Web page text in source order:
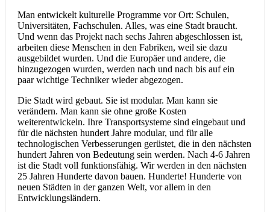
Man entwickelt kulturelle Programme vor Ort: Schulen,
Universitäten, Fachschulen. Alles, was eine Stadt braucht.
Und wenn das Projekt nach sechs Jahren abgeschlossen ist,
arbeiten diese Menschen in den Fabriken, weil sie dazu
ausgebildet wurden. Und die Europäer und andere, die
hinzugezogen wurden, werden nach und nach bis auf ein
paar wichtige Techniker wieder abgezogen.
Die Stadt wird gebaut. Sie ist modular. Man kann sie
verändern. Man kann sie ohne große Kosten
weiterentwickeln. Ihre Transportsysteme sind eingebaut und
für die nächsten hundert Jahre modular, und für alle
technologischen Verbesserungen gerüstet, die in den nächsten
hundert Jahren von Bedeutung sein werden. Nach 4-6 Jahren
ist die Stadt voll funktionsfähig. Wir werden in den nächsten
25 Jahren Hunderte davon bauen. Hunderte! Hunderte von
neuen Städten in der ganzen Welt, vor allem in den
Entwicklungsländern.